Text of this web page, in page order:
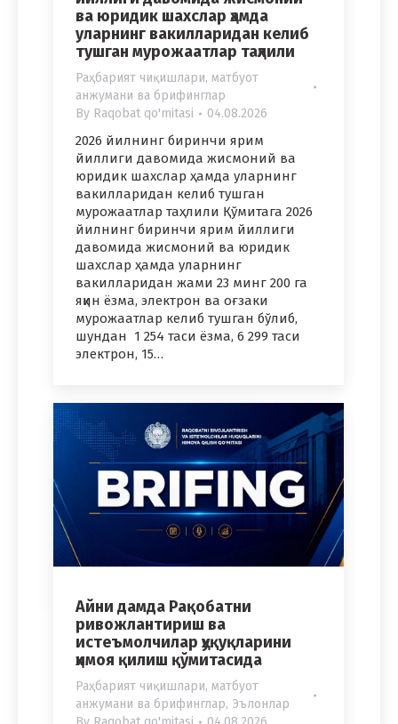
ва юридик шахслар ҳамда
уларнинг вакилларидан келиб
тушган мурожаатлар таҳлили
Раҳбарият чиқишлари, матбуот
анжумани ва брифинглар
By Raqobat qo'mitasi 04.08.2026
2026 йилнинг биринчи ярим
йиллиги давомида жисмоний ва
юридик шахслар ҳамда уларнинг
вакилларидан келиб тушган
мурожаатлар таҳлили Қўмитага 2026
йилнинг биринчи ярим йиллиги
давомида жисмоний ва юридик
шахслар ҳамда уларнинг
вакилларидан жами 23 минг 200 га
яқин ёзма, электрон ва оғзаки
мурожаатлар келиб тушган бўлиб,
шундан 1 254 таси ёзма, 6 299 таси
электрон, 15…
Айни дамда Рақобатни
ривожлантириш ва
истеъмолчилар ҳуқуқларини
ҳимоя қилиш қўмитасида
Раҳбарият чиқишлари, матбуот
анжумани ва брифинглар, Эълонлар